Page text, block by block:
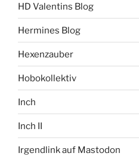
HD Valentins Blog
Hermines Blog
Hexenzauber
Hobokollektiv
Inch
Inch II
Irgendlink auf Mastodon